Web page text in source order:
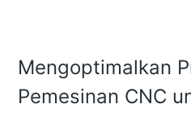
Mengoptimalkan
Pemesinan CNC